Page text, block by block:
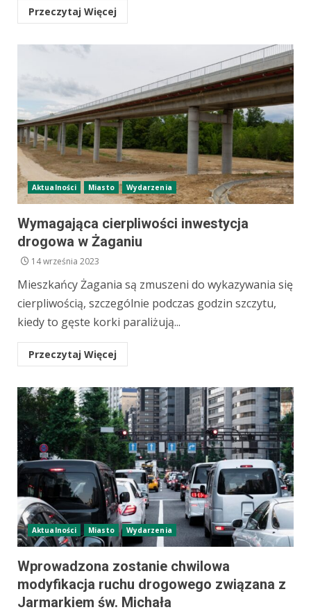
Przeczytaj Więcej
Aktualności Miasto Wydarzenia
Wymagająca cierpliwości inwestycja
drogowa w Żaganiu
14 września 2023
Mieszkańcy Żagania są zmuszeni do wykazywania się
cierpliwością, szczególnie podczas godzin szczytu,
kiedy to gęste korki paraliżują...
Przeczytaj Więcej
Aktualności Miasto Wydarzenia
Wprowadzona zostanie chwilowa
modyfikacja ruchu drogowego związana z
Jarmarkiem św. Michała